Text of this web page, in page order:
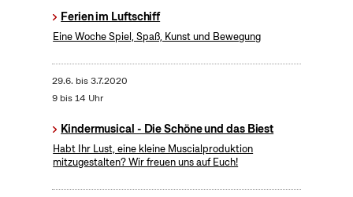
Ferien im Luftschiff
Eine Woche Spiel, Spaß, Kunst und Bewegung
29.6. bis3.7.2020
9 bis 14 Uhr
Kindermusical - Die Schöne und das Biest
Habt Ihr Lust, eine kleine Muscialproduktion
mitzugestalten? Wir freuen uns auf Euch!